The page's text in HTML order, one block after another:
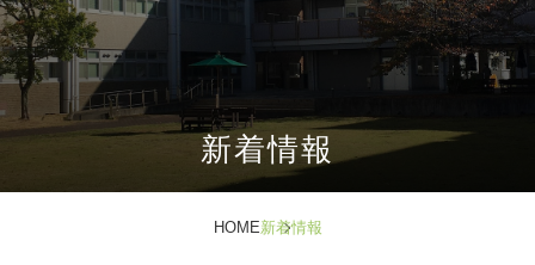
新着情報
HOME新着情報